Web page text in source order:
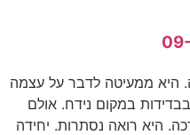
07:20 דוקו-דרמה. היא ממעיטה לדבר על עצמה
במקום נידח. אולם
היא רואה נסתרות. יחידה